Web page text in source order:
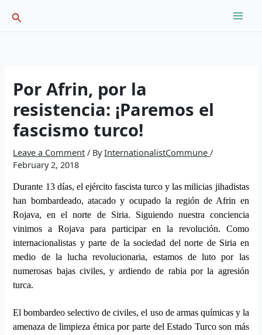
Search
Por Afrin, por la
resistencia: ¡Paremos el
fascismo turco!
Leave a Comment / ByInternationalistCommune/
February 2, 2018
Durante 13 días, el ejército fascista turco y las milicias jihadistas
han bombardeado, atacado y ocupado la región de Afrin en
Rojava, en el norte de Siria. Siguiendo nuestra conciencia
vinimos a Rojava para participar en la revolución. Como
internacionalistas y parte de la sociedad del norte de Siria en
medio de la lucha revolucionaria, estamos de luto por las
numerosas bajas civiles,y ardiendo de rabia porla agresión
turca.
El bombardeo selectivo de civiles, el uso de armas químicas y la
amenaza de limpieza étnica por parte del Estado Turco son más